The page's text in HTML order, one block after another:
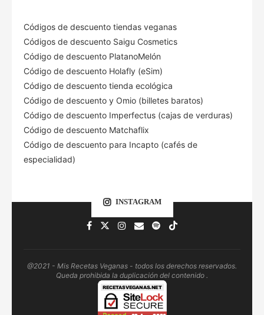
Códigos de descuento tiendas veganas
Códigos de descuento Saigu Cosmetics
Código de descuento PlatanoMelón
Código de descuento Holafly (eSim)
Código de descuento tienda ecológica
Código de descuento y Omio (billetes baratos)
Código de descuento Imperfectus (cajas de verduras)
Código de descuento Matchaflix
Código de descuento para Incapto (cafés de
especialidad)
INSTAGRAM
@2021 - Mis Recetas Veganas - todos los derechos reservados.
Queda prohibida la duplicación del contenido .